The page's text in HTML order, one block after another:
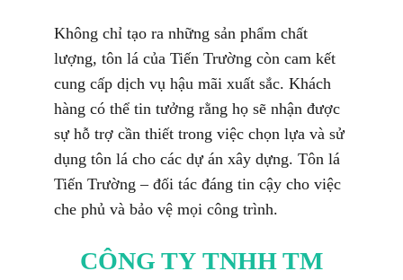
Không chỉ tạo ra những sản phẩm chất
lượng, tôn lá của Tiến Trường còn cam kết
cung cấp dịch vụ hậu mãi xuất sắc. Khách
hàng có thể tin tưởng rằng họ sẽ nhận được
sự hỗ trợ cần thiết trong việc chọn lựa và sử
dụng tôn lá cho các dự án xây dựng. Tôn lá
Tiến Trường – đối tác đáng tin cậy cho việc
che phủ và bảo vệ mọi công trình.
CÔNG TY TNHH TM